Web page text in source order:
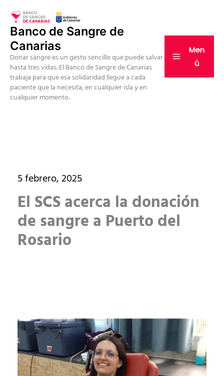
contenido
Banco de Sangre de
Canarias
Donar sangre es un gesto sencillo que puede salvar
hasta tres vidas. El Banco de Sangre de Canarias
trabaja para que esa solidaridad llegue a cada
paciente que la necesita, en cualquier isla y en
cualquier momento.
Men
ú
5 febrero, 2025
El SCS acerca la donación
de sangre a Puerto del
Rosario